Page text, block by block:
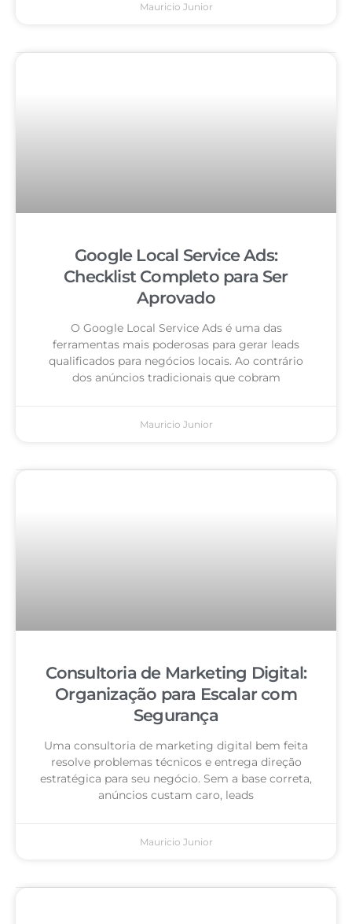
Mauricio Junior
Google Local Service Ads:
Checklist Completo para Ser
Aprovado
O Google Local Service Ads é uma das
ferramentas mais poderosas para gerar leads
qualificados para negócios locais. Ao contrário
dos anúncios tradicionais que cobram
Mauricio Junior
Consultoria de Marketing Digital:
Organização para Escalar com
Segurança
Uma consultoria de marketing digital bem feita
resolve problemas técnicos e entrega direção
estratégica para seu negócio. Sem a base correta,
anúncios custam caro, leads
Mauricio Junior